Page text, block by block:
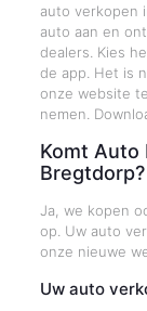
auto verkopen
auto aan en
dealers. Kies
de app. Het is
onze website
nemen.
Komt Auto
Bregtdorp?
Ja, we kopen
op. Uw auto
onze nieuwe
Uw auto